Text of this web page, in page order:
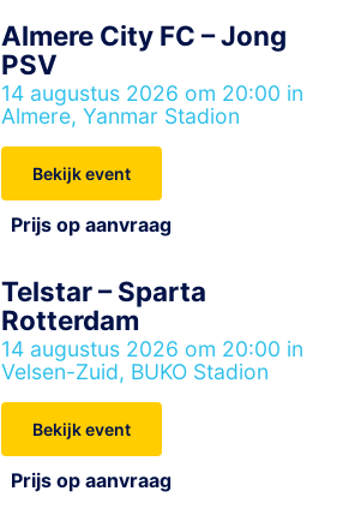
Almere City FC – Jong
PSV
14 augustus 2026 om 20:00 in
Almere, Yanmar Stadion
Bekijk event
Prijs op aanvraag
Telstar – Sparta
Rotterdam
14 augustus 2026 om 20:00 in
Velsen-Zuid, BUKO Stadion
Bekijk event
Prijs op aanvraag